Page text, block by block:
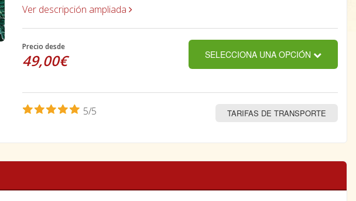
Ver descripción ampliada
Precio desde
49,00€ SELECCIONA UNA OPCIÓN
5/5 TARIFAS DE TRANSPORTE